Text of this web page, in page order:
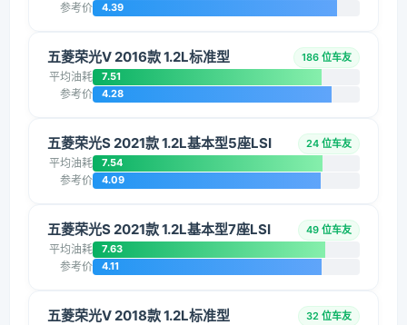
参考价 4.39
五菱荣光V 2016款 1.2L标准型 186 位车友
平均油耗 7.51
参考价 4.28
五菱荣光S 2021款 1.2L基本型5座LSI 24 位车友
平均油耗 7.54
参考价 4.09
五菱荣光S 2021款 1.2L基本型7座LSI 49 位车友
平均油耗 7.63
参考价 4.11
五菱荣光V 2018款 1.2L标准型 32 位车友